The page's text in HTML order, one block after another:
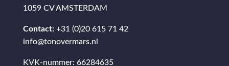
1059 CV AMSTERDAM
Contact: +31 (0)20 615 71 42
info@tonovermars.nl
KVK-nummer: 66284635